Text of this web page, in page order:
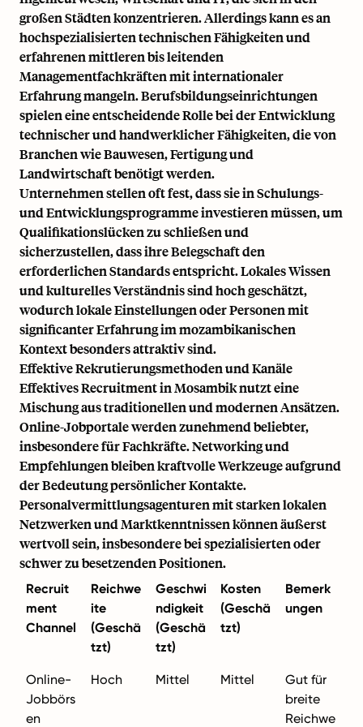
großen Städten konzentrieren. Allerdings kann es an
hochspezialisierten technischen Fähigkeiten und
erfahrenen mittleren bis leitenden
Managementfachkräften mit internationaler
Erfahrung mangeln. Berufsbildungseinrichtungen
spielen eine entscheidende Rolle bei der Entwicklung
technischer und handwerklicher Fähigkeiten, die von
Branchen wie Bauwesen, Fertigung und
Landwirtschaft benötigt werden.
Unternehmen stellen oft fest, dass sie in Schulungs-
und Entwicklungsprogramme investieren müssen, um
Qualifikationslücken zu schließen und
sicherzustellen, dass ihre Belegschaft den
erforderlichen Standards entspricht. Lokales Wissen
und kulturelles Verständnis sind hoch geschätzt,
wodurch lokale Einstellungen oder Personen mit
significanter Erfahrung im mozambikanischen
Kontext besonders attraktiv sind.
Effektive Rekrutierungsmethoden und Kanäle
Effektives Recruitment in Mosambik nutzt eine
Mischung aus traditionellen und modernen Ansätzen.
Online-Jobportale werden zunehmend beliebter,
insbesondere für Fachkräfte. Networking und
Empfehlungen bleiben kraftvolle Werkzeuge aufgrund
der Bedeutung persönlicher Kontakte.
Personalvermittlungsagenturen mit starken lokalen
Netzwerken und Marktkenntnissen können äußerst
wertvoll sein, insbesondere bei spezialisierten oder
schwer zu besetzenden Positionen.
Recruit
ment
Channel
Reichwe
ite
(Geschä
tzt)
Geschwi
ndigkeit
(Geschä
tzt)
Kosten
(Geschä
tzt)
Bemerk
ungen
Online-
Jobbörs
en
Hoch Mittel Mittel
Gut für
breite
Reichwe